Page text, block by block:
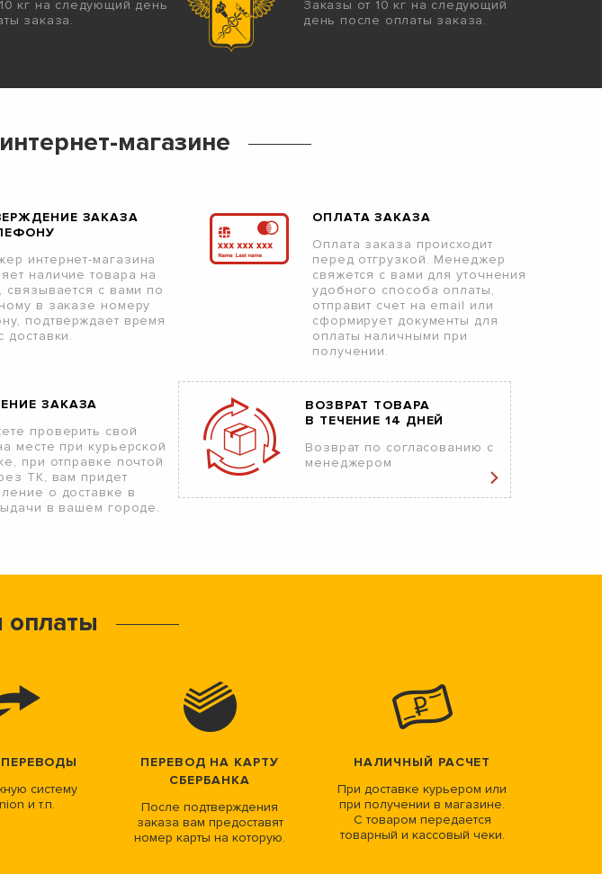
кг на следующий день
заказа.
Заказы от 10 кг на следующий
день после оплаты заказа.
магазине
ЗАКАЗА
интернет-магазина
наличие товара на
связывается с вами по
в заказе номеру
подтверждает время
доставки.
ОПЛАТА ЗАКАЗА
Оплата заказа происходит
перед отгрузкой. Менеджер
свяжется с вами для уточнения
удобного способа оплаты,
отправит счет на email или
сформирует документы для
оплаты наличными при
получении.
ЗАКАЗА
проверить свой
месте при курьерской
при отправке почтой
ТК, вам придет
о доставке в
в вашем городе.
ВОЗВРАТ ТОВАРА
В ТЕЧЕНИЕ 14 ДНЕЙ
Возврат по согласованию с
менеджером
оплаты
систему
и т.п.
ПЕРЕВОД НА КАРТУ
СБЕРБАНКА
После подтверждения
заказа вам предоставят
номер карты на которую.
НАЛИЧНЫЙ РАСЧЕТ
При доставке курьером или
при получении в магазине.
С товаром передается
товарный и кассовый чеки.